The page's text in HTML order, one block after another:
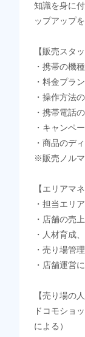
知識を身に
ップアップ
【販売スタ
・携帯の機
・料金プラ
・操作方法
・携帯電話
・キャンペ
・商品のデ
※販売ノルマ
【エリアマ
・担当エリ
・店舗の売
・人材育成
・売り場管理
・店舗運営
【売り場の
ドコモショ
による）